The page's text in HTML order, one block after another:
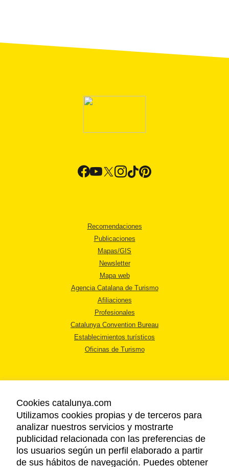
Recomendaciones
Publicaciones
Mapas/GIS
Newsletter
Mapa web
Agencia Catalana de Turismo
Afiliaciones
Profesionales
Catalunya Convention Bureau
Establecimientos turísticos
Oficinas de Turismo
AVISO LEGAL
POLÍTICA DE PRIVACIDAD
COOKIES
ACCESSIBILIDAD
Cookies catalunya.com
Utilizamos cookies propias y de terceros para
analizar nuestros servicios y mostrarte
publicidad relacionada con las preferencias de
los usuarios según un perfil elaborado a partir
de sus hábitos de navegación. Puedes obtener